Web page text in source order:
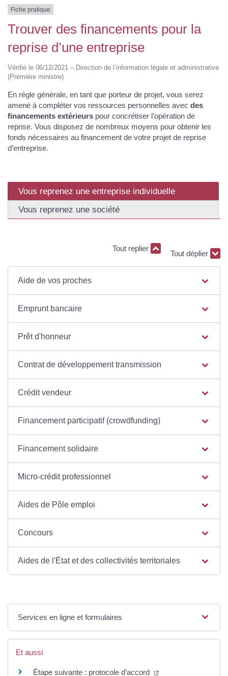
Fiche pratique
Trouver des financements pour la
reprise d’une entreprise
Vérifié le 06/12/2021 – Direction de l’information légale et administrative
(Première ministre)
En règle générale, en tant que porteur de projet, vous serez
amené à compléter vos ressources personnelles avec des
financements extérieurs pour concrétiser l’opération de
reprise. Vous disposez de nombreux moyens pour obtenir les
fonds nécessaires au financement de votre projet de reprise
d’entreprise.
Vous reprenez une entreprise individuelle
Vous reprenez une société
Tout replier Tout déplier
Aide de vos proches
Emprunt bancaire
Prêt d'honneur
Contrat de développement transmission
Crédit vendeur
Financement participatif (crowdfunding)
Financement solidaire
Micro-crédit professionnel
Aides de Pôle emploi
Concours
Aides de l'État et des collectivités territoriales
Services en ligne et formulaires
Et aussi
Étape suivante : protocole d’accord